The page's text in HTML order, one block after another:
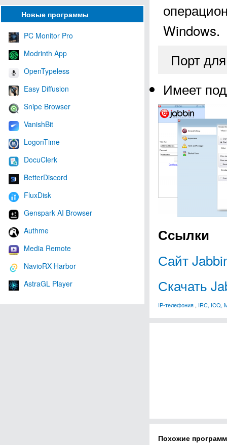
Новые программы
PC Monitor Pro
Modrinth App
OpenTypeless
Easy Diffusion
Snipe Browser
VanishBit
LogonTime
DocuClerk
BetterDiscord
FluxDisk
Genspark AI Browser
Authme
Media Remote
NavioRX Harbor
AstraGL Player
Windows.
Порт
Имеет
Ссылки
Сайт
Скачать
IP-телефония , IRC, ICQ,
Похожие